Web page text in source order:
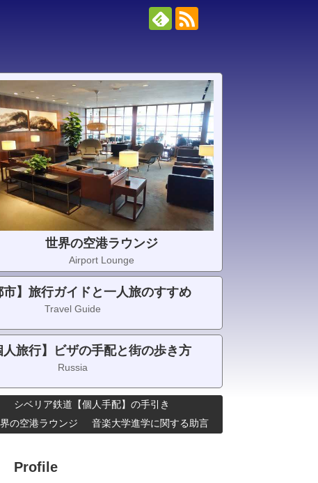
世界の空港ラウンジ
Airport Lounge
市】旅行ガイドと一人旅のすすめ
Travel Guide
人旅行】ビザの手配と街の歩き方
Russia
シベリア鉄道【個人手配】の手引き
の空港ラウンジ 音楽大学進学に関する助言
Profile